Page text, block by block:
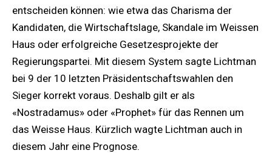
entscheiden können: wie etwa das Charisma der
Kandidaten, die Wirtschaftslage, Skandale im Weissen
Haus oder erfolgreiche Gesetzesprojekte der
Regierungspartei. Mit diesem System sagte Lichtman
bei 9 der 10 letzten Präsidentschaftswahlen den
Sieger korrekt voraus. Deshalb gilt er als
«Nostradamus» oder «Prophet» für das Rennen um
das Weisse Haus. Kürzlich wagte Lichtman auch in
diesem Jahr eine Prognose.